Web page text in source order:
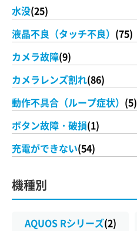
水没(25)
液晶不良（タッチ不良） (75)
カメラ故障(9)
カメラレンズ割れ(86)
動作不具合（ループ症状） (5)
ボタン故障・破損(1)
充電ができない(54)
機種別
AQUOS Rシリーズ(2)